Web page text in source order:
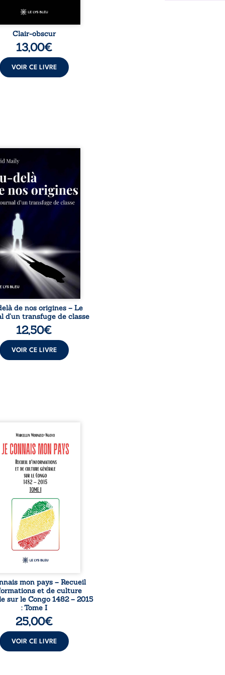
Clair-obscur
13,00€
VOIR CE LIVRE
un milieu populaire où
et les fractures
tenaient lieu de
David a choisi la
Très tôt, l’école et les
deviennent ses armes de
sociale. S’arracher à
exige pourtant un
Pris entre deux
l’homme réalise que
professionnels ne
guérissent ni ...
de nos origines – Le
d’un transfuge de classe
12,50€
VOIR CE LIVRE
mon pays se
comme une œuvre de
et d’éveil civique,
à raviver la mémoire
En retraçant les
étapes de l’histoire
il entend combattre
le repli identitaire
du
patriotique.
à tous, ce recueil
des repères essentiels
mieux comprendre le ...
mon pays – Recueil
et de culture
sur le Congo 1482 – 2015
: Tome I
25,00€
VOIR CE LIVRE